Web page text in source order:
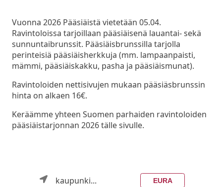
Vuonna 2026 Pääsiäistä vietetään 05.04.
Ravintoloissa tarjoillaan pääsiäisenä lauantai- sekä
sunnuntaibrunssit. Pääsiäisbrunssilla tarjolla
perinteisiä pääsiäisherkkuja (mm. lampaanpaisti,
mämmi, pääsiäiskakku, pasha ja pääsiäismunat).
Ravintoloiden nettisivujen mukaan pääsiäsbrunssin
hinta on alkaen 16€.
Keräämme yhteen Suomen parhaiden ravintoloiden
pääsiäistarjonnan 2026 tälle sivulle.
kaupunki... EURA